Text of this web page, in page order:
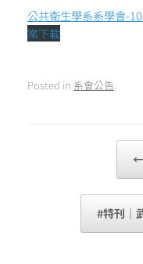
公共衛生學系系學會-
案下載
Posted in 系會公告
←
#特刊｜